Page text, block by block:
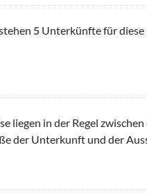
5 Unterkünfte für diese
liegen in der Regel zwischen
der Unterkunft und der